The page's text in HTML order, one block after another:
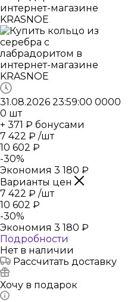
31.08.2026 23:59:00 0000
0 шт
+ 371 ₽ бонусами
7 422 ₽ /шт
10 602 ₽
-30%
Экономия 3 180 ₽
Варианты цен
7 422 ₽ /шт
10 602 ₽
-30%
Экономия 3 180 ₽
Подробности
Нет в наличии
Рассчитать доставку
Хочу в подарок